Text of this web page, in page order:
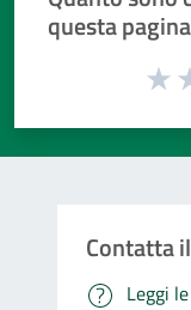
questa
Valuta da 1 a 5
Contatta
Leggi